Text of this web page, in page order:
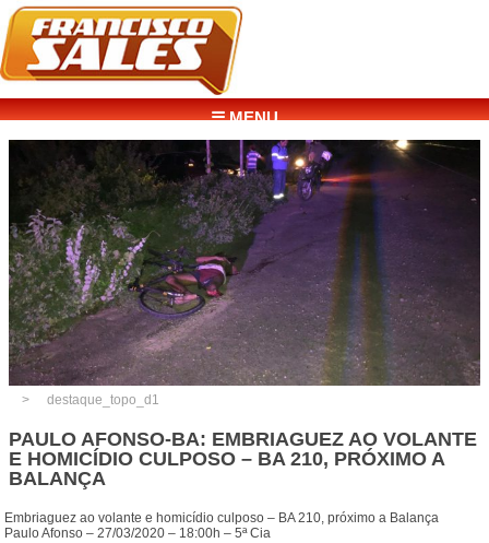
☰ MENU
destaque_topo_d1
PAULO AFONSO-BA: EMBRIAGUEZ AO VOLANTE
E HOMICÍDIO CULPOSO – BA 210, PRÓXIMO A
BALANÇA
Embriaguez ao volante e homicídio culposo – BA 210, próximo a Balança
Paulo Afonso – 27/03/2020 – 18:00h – 5ª Cia